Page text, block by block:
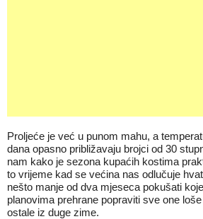
Proljeće je već u punom mahu, a
dana opasno približavaju brojci od 30
nam kako je sezona kupaćih kostima
to vrijeme kad se većina nas odlučuje
nešto manje od dva mjeseca pokušati
planovima prehrane popraviti sve one
ostale iz duge zime.